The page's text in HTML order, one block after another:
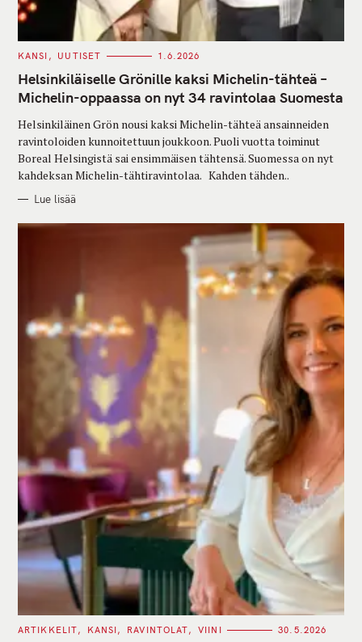
C
T
E
G
O
I
S
KANSI UUTISET 1.6.2026
Helsinkiläiselle Grönille kaksi Michelin-tähteä –
Michelin-oppaassa on nyt 34 ravintolaa Suomesta
Helsinkiläinen Grön nousi kaksi Michelin-tähteä ansainneiden
ravintoloiden kunnoitettuun joukkoon. Puoli vuotta toiminut
Boreal Helsingistä sai ensimmäisen tähtensä. Suomessa on nyt
kahdeksan Michelin-tähtiravintolaa. Kahden tähden..
Lue lisää
C
ARTIKKELIT KANSI RAVINTOLAT VIINI 30.5.2026